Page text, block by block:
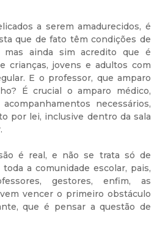
a serem amadurecidos, é
que de fato têm condições de
mas ainda sim acredito que é
crianças, jovens e adultos com
E o professor, que amparo
É crucial o amparo médico,
necessários,
por lei, inclusive dentro da sala
é real, e não se trata só de
a comunidade escolar, pais,
gestores, enfim, as
vencer o primeiro obstáculo
que é pensar a questão de